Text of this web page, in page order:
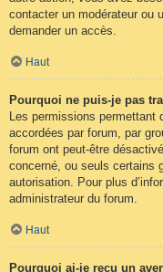
contacter un modérateur ou
demander un accès.
Haut
Pourquoi ne puis-je pas
Les permissions permettant
accordées par forum, par
forum ont peut-être
concerné, ou seuls certains
autorisation. Pour plus
administrateur du forum.
Haut
Pourquoi ai-je reçu un